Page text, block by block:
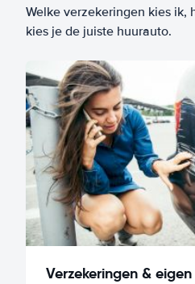
Welke verzekeringen kies ik,
kies je de juiste huurauto.
Verzekeringen &